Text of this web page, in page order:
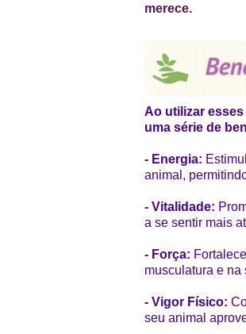
merece.
Ao utilizar
uma série de
- Energia:
animal,
- Vitalidade:
a se sentir mais
- Força:
musculatura e
- Vigor Físico:
seu animal